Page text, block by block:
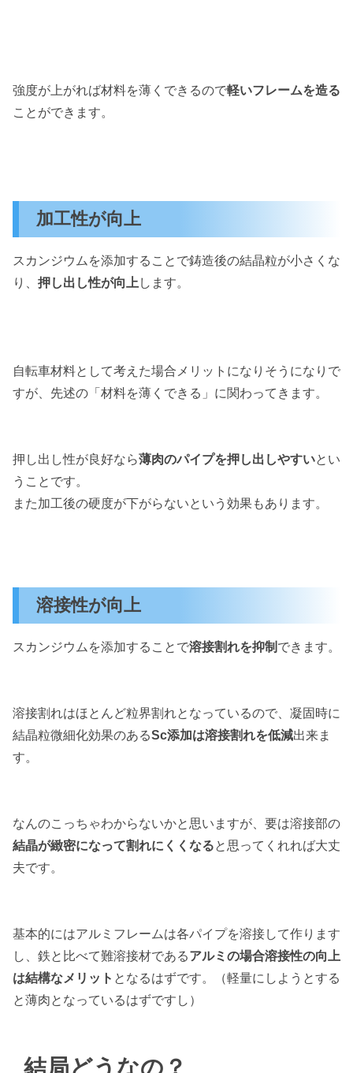
強度が上がれば材料を薄くできるので軽いフレームを造る
ことができます。
加工性が向上
スカンジウムを添加することで鋳造後の結晶粒が小さくな
り、 押し出し性が向上 します。
自転車材料として考えた場合メリットになりそうになりで
すが、先述の「材料を薄くできる」に関わってきます。
押し出し性が良好なら薄肉のパイプを押し出しやすいとい
うことです。
また加工後の硬度が下がらないという効果もあります。
溶接性が向上
スカンジウムを添加することで溶接割れを抑制 できます。
溶接割れはほとんど粒界割れとなっているので、凝固時に
結晶粒微細化効果のあるSc添加は溶接割れを低減出来ま
す。
なんのこっちゃわからないかと思いますが、要は溶接部の
結晶が緻密になって割れにくくなると思ってくれれば大丈
夫です。
基本的にはアルミフレームは各パイプを溶接して作ります
し、鉄と比べて難溶接材であるアルミの場合溶接性の向上
は結構なメリット となるはずです。（軽量にしようとする
と薄肉となっているはずですし）
結局どうなの？